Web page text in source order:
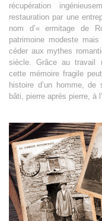
récupération
restauration par une
nom d’« ermitage de
patrimoine modeste
céder aux mythes
siècle. Grâce au travail
cette mémoire fragile
histoire d’un homme, de
bâti, pierre après pierre, à